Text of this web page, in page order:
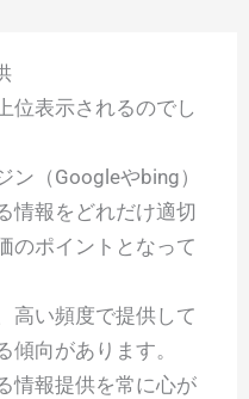
位表示されるのでし
（Googleやbing）
情報をどれだけ適切
のポイントとなって
高い頻度で提供して
向があります。
情報提供を常に心が